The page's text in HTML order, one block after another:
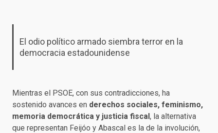
El odio político armado siembra terror en la
democracia estadounidense
Mientras el PSOE, con sus contradicciones, ha
sostenido avances en derechos sociales, feminismo,
memoria democrática y justicia fiscal, la alternativa
que representan Feijóo y Abascal es la de la involución,